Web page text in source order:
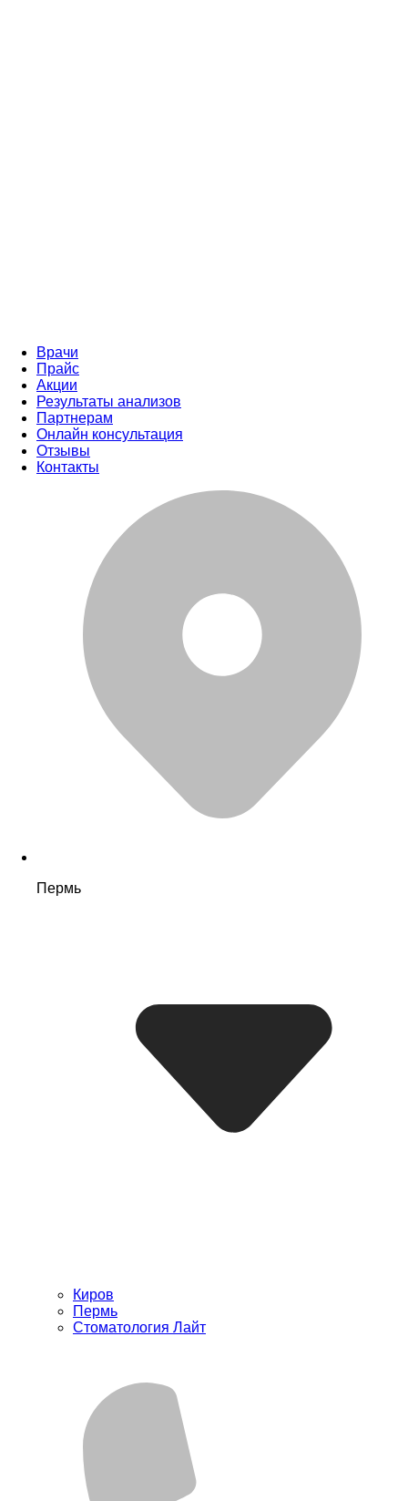
Врачи
Прайс
Акции
Результаты анализов
Партнерам
Онлайн консультация
Отзывы
Контакты
Пермь
Киров
Пермь
Стоматология Лайт